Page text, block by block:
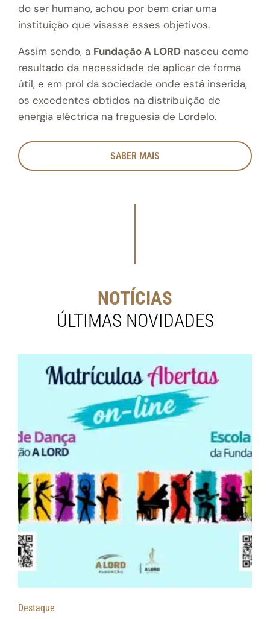
do ser humano, achou por bem criar uma
instituição que visasse esses objetivos.
Assim sendo, a Fundação A LORD nasceu como
resultado da necessidade de aplicar de forma
útil, e em prol da sociedade onde está inserida,
os excedentes obtidos na distribuição de
energia eléctrica na freguesia de Lordelo.
SABER MAIS
NOTÍCIAS
ÚLTIMAS NOVIDADES
Destaque